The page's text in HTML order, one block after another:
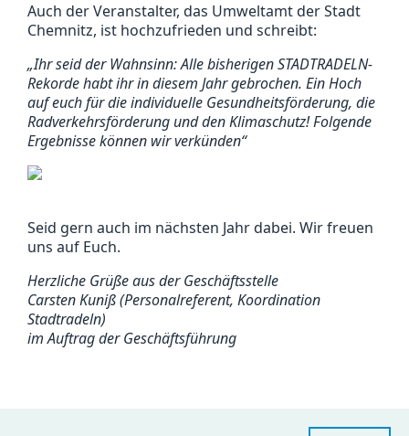
Auch der Veranstalter, das Umweltamt der Stadt
Chemnitz, ist hochzufrieden und schreibt:
„Ihr seid der Wahnsinn: Alle bisherigen STADTRADELN-
Rekorde habt ihr in diesem Jahr gebrochen. Ein Hoch
auf euch für die individuelle Gesundheitsförderung, die
Radverkehrsförderung und den Klimaschutz! Folgende
Ergebnisse können wir verkünden“
Seid gern auch im nächsten Jahr dabei. Wir freuen
uns auf Euch.
Herzliche Grüße aus der Geschäftsstelle
Carsten Kuniß (Personalreferent, Koordination
Stadtradeln)
im Auftrag der Geschäftsführung